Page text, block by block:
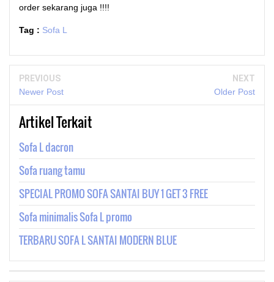
order sekarang juga !!!!
Tag : Sofa L
PREVIOUS
Newer Post
NEXT
Older Post
Artikel Terkait
Sofa L dacron
Sofa ruang tamu
SPECIAL PROMO SOFA SANTAI BUY 1 GET 3 FREE
Sofa minimalis Sofa L promo
TERBARU SOFA L SANTAI MODERN BLUE